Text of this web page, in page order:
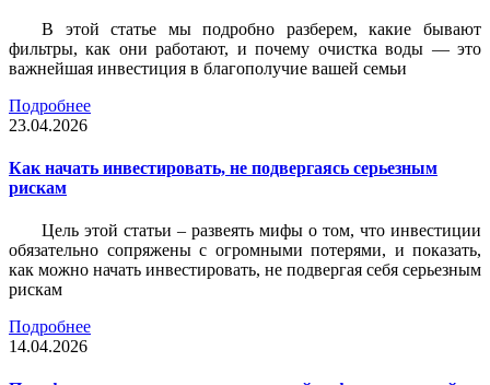
В этой статье мы подробно разберем, какие бывают
фильтры, как они работают, и почему очистка воды — это
важнейшая инвестиция в благополучие вашей семьи
Подробнее
23.04.2026
Как начать инвестировать, не подвергаясь серьезным
рискам
Цель этой статьи – развеять мифы о том, что инвестиции
обязательно сопряжены с огромными потерями, и показать,
как можно начать инвестировать, не подвергая себя серьезным
рискам
Подробнее
14.04.2026